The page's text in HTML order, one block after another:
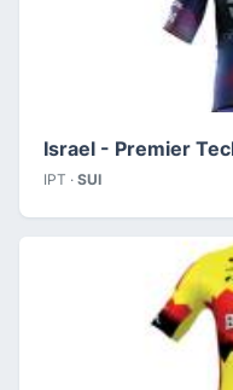
Israel - Premier
IPT · SUI